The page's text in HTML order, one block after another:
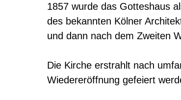
1857 wurde das Gotteshaus
des bekannten Kölner
und dann nach dem Zweiten
Die Kirche erstrahlt nach
Wiedereröffnung gefeiert